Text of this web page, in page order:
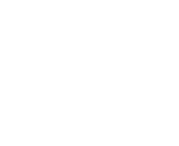
how the website is used and to offer